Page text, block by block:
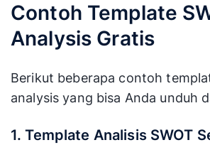
Contoh Template
Analysis Gratis
Berikut beberapa contoh
analysis yang bisa Anda unduh
1. Template Analisis SWOT